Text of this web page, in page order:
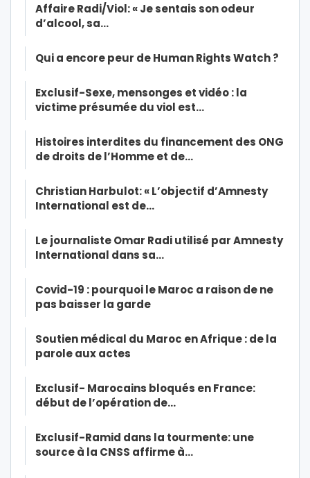
Affaire Radi/Viol: « Je sentais son odeur
d’alcool, sa…
Qui a encore peur de Human Rights Watch ?
Exclusif-Sexe, mensonges et vidéo : la
victime présumée du viol est…
Histoires interdites du financement des ONG
de droits de l’Homme et de…
Christian Harbulot: « L’objectif d’Amnesty
International est de…
Le journaliste Omar Radi utilisé par Amnesty
International dans sa…
Covid-19 : pourquoi le Maroc a raison de ne
pas baisser la garde
Soutien médical du Maroc en Afrique : de la
parole aux actes
Exclusif- Marocains bloqués en France:
début de l’opération de…
Exclusif-Ramid dans la tourmente: une
source à la CNSS affirme à…